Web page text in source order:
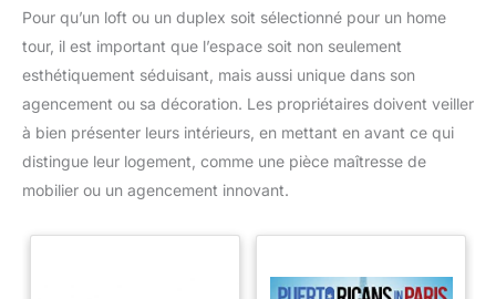
rapide transfère vos fichiers 4K
volumineux en quelques
secondes sur votre smartphone
l'application. Ce kit complet
caméra, poignée de batterie,
boîtier étanche, supports
casque et guidon, clip sac à
dos, dragonne et carte Micro-
172 minutes en 4K/30fps. Avec
la poignée de batterie incluse,
Pour qu’un loft ou un duplex soit sélectionné pour un home
tour, il est important que l’espace soit non seulement
esthétiquement séduisant, mais aussi unique dans son
agencement ou sa décoration. Les propriétaires doivent veiller
à bien présenter leurs intérieurs, en mettant en avant ce qui
distingue leur logement, comme une pièce maîtresse de
mobilier ou un agencement innovant.